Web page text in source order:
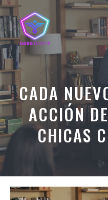
Saltar
al
contenido
CADA
ACCIÓN
CHICAS